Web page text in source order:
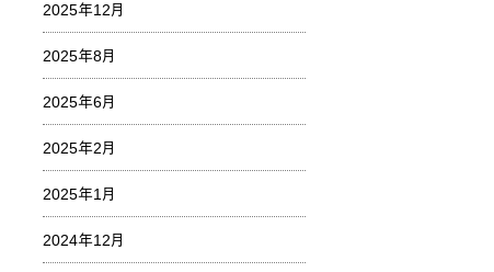
2025年12月
2025年8月
2025年6月
2025年2月
2025年1月
2024年12月